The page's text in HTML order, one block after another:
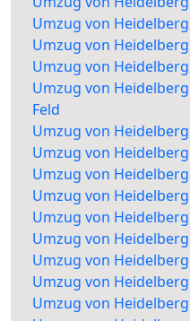
Umzug von
Umzug von
Umzug von
Umzug von
Feld
Umzug von
Umzug von
Umzug von
Umzug von
Umzug von
Umzug von
Umzug von
Umzug von
Umzug von